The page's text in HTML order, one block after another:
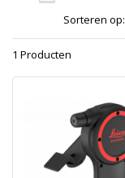
Sorteren op:
1 Producten